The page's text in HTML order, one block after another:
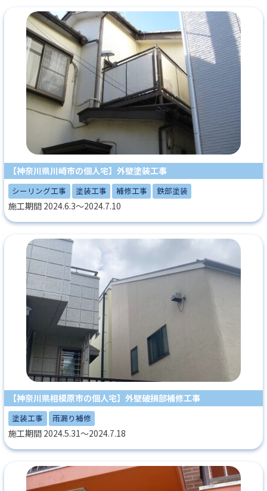
【神奈川県川崎市の個人宅】外壁塗装工事
シーリング工事 塗装工事 補修工事 鉄部塗装
施工期間 2024.6.3～2024.7.10
【神奈川県相模原市の個人宅】外壁破損部補修工事
塗装工事 雨漏り補修
施工期間 2024.5.31～2024.7.18